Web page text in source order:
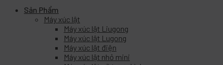
Sản Phẩm
Máy xúc lật
Máy xúc lật Liugong
Máy xúc lật Lugong
Máy xúc lật điện
Máy xúc lật nhỏ mini